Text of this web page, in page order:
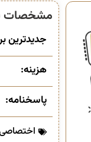
مشخصات
جدیدترین
هزینه:
پاسخنامه: